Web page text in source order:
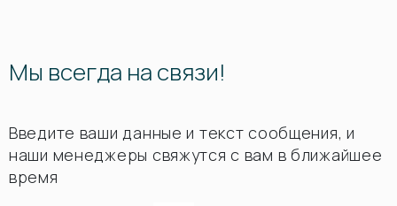
Мы всегда на связи!
Введите ваши данные и текст сообщения, и
наши менеджеры свяжутся с вам в ближайшее
время